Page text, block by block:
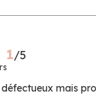
1/5
mais